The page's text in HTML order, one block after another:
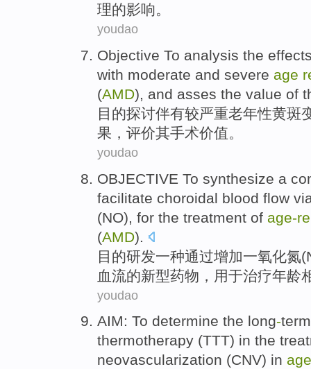
理的影响。
youdao
Objective To analysis the
with moderate and severe age
(AMD), and asses the value of
目的探讨伴有较严重老年性黄斑
果 ，评价其手术价值。
youdao
OBJECTIVE To synthesize a
facilitate choroidal blood flow
(NO), for the treatment of age-
(AMD).
目的研发一种通过增加一氧化氮(
血流的新型药物， 用于治疗年龄
youdao
AIM: To determine the long-term
thermotherapy (TTT) in the
neovascularization (CNV) in